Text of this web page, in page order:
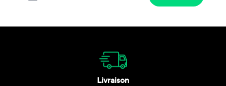
Livraison